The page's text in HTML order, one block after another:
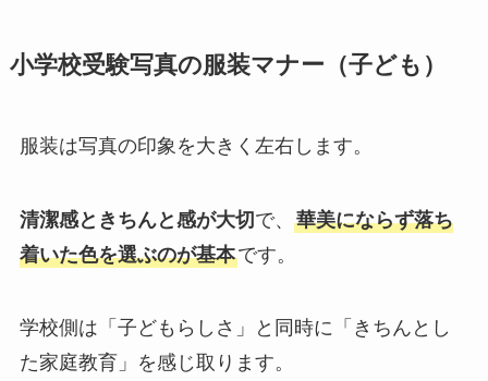
小学校受験写真の服装マナー（子ども）
服装は写真の印象を大きく左右します。
清潔感ときちんと感が大切で、 華美にならず落ち
着いた色を選ぶのが基本です。
学校側は「子どもらしさ」と同時に「きちんとし
た家庭教育」を感じ取ります。